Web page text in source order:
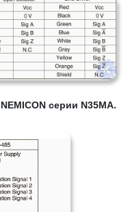
серии N35MA.